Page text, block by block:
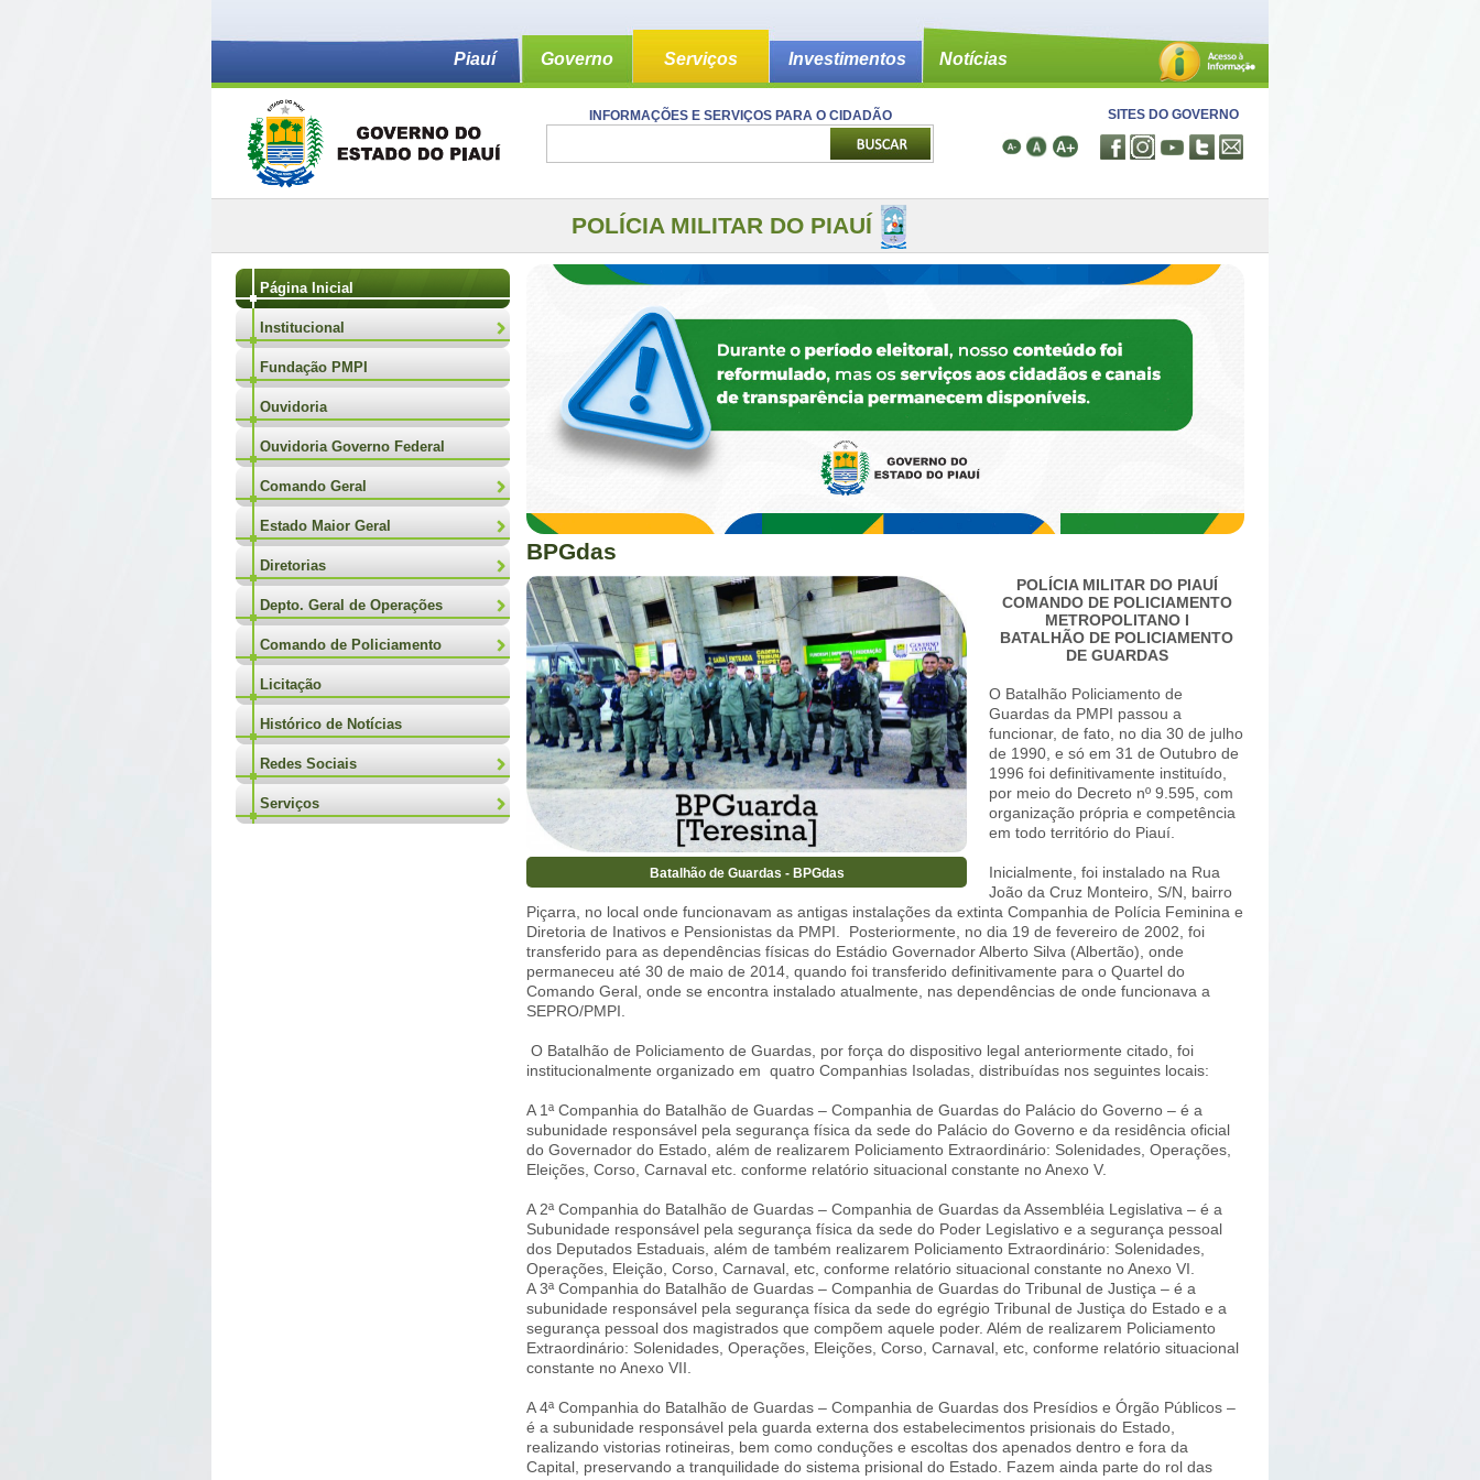
Piauí Governo Serviços Investimentos Notícias
INFORMAÇÕES E SERVIÇOS PARA O CIDADÃO SITES DO GOVERNO
POLÍCIA MILITAR DO PIAUÍ
Página Inicial
Institucional
Fundação PMPI
Ouvidoria
Ouvidoria Governo Federal
Comando Geral
Estado Maior Geral
Diretorias
Depto. Geral de Operações
Comando de Policiamento
Licitação
Histórico de Notícias
Redes Sociais
Serviços
BPGdas
Batalhão de Guardas - BPGdas
POLÍCIA MILITAR DO PIAUÍ
COMANDO DE POLICIAMENTO
METROPOLITANO I
BATALHÃO DE POLICIAMENTO
DE GUARDAS
O Batalhão Policiamento de
Guardas da PMPI passou a
funcionar, de fato, no dia 30 de julho
de 1990, e só em 31 de Outubro de
1996 foi definitivamente instituído,
por meio do Decreto nº 9.595, com
organização própria e competência
em todo território do Piauí.
Inicialmente, foi instalado na Rua
João da Cruz Monteiro, S/N, bairro
Piçarra, no local onde funcionavam as antigas instalações da extinta Companhia de Polícia Feminina e
Diretoria de Inativos e Pensionistas da PMPI. Posteriormente, no dia 19 de fevereiro de 2002, foi
transferido para as dependências físicas do Estádio Governador Alberto Silva (Albertão), onde
permaneceu até 30 de maio de 2014, quando foi transferido definitivamente para o Quartel do
Comando Geral, onde se encontra instalado atualmente, nas dependências de onde funcionava a
SEPRO/PMPI.
O Batalhão de Policiamento de Guardas, por força do dispositivo legal anteriormente citado, foi
institucionalmente organizado em quatro Companhias Isoladas, distribuídas nos seguintes locais:
A 1ª Companhia do Batalhão de Guardas – Companhia de Guardas do Palácio do Governo – é a
subunidade responsável pela segurança física da sede do Palácio do Governo e da residência oficial
do Governador do Estado, além de realizarem Policiamento Extraordinário: Solenidades, Operações,
Eleições, Corso, Carnaval etc. conforme relatório situacional constante no Anexo V.
A 2ª Companhia do Batalhão de Guardas – Companhia de Guardas da Assembléia Legislativa – é a
Subunidade responsável pela segurança física da sede do Poder Legislativo e a segurança pessoal
dos Deputados Estaduais, além de também realizarem Policiamento Extraordinário: Solenidades,
Operações, Eleição, Corso, Carnaval, etc, conforme relatório situacional constante no Anexo VI.
A 3ª Companhia do Batalhão de Guardas – Companhia de Guardas do Tribunal de Justiça – é a
subunidade responsável pela segurança física da sede do egrégio Tribunal de Justiça do Estado e a
segurança pessoal dos magistrados que compõem aquele poder. Além de realizarem Policiamento
Extraordinário: Solenidades, Operações, Eleições, Corso, Carnaval, etc, conforme relatório situacional
constante no Anexo VII.
A 4ª Companhia do Batalhão de Guardas – Companhia de Guardas dos Presídios e Órgão Públicos –
é a subunidade responsável pela guarda externa dos estabelecimentos prisionais do Estado,
realizando vistorias rotineiras, bem como conduções e escoltas dos apenados dentro e fora da
Capital, preservando a tranquilidade do sistema prisional do Estado. Fazem ainda parte do rol das